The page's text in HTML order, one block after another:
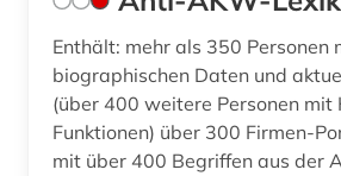
gesundheit (3)
gesundheitsindikator (1)
Enthält: mehr als 350 Personen mit
biographischen Daten und
(über 400 weitere Personen mit
Funktionen) über 300 Firmen-
mit über 400 Begriffen aus der